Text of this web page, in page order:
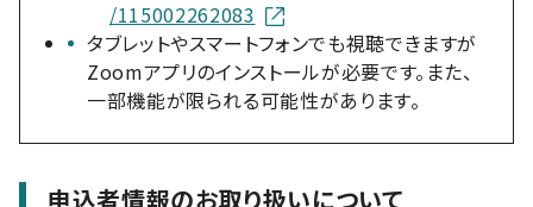
/115002262083
タブレットやスマートフォンでも視聴できますが
Zoomアプリのインストールが必要です。また、
一部機能が限られる可能性があります。
申込者情報のお取り扱いについて